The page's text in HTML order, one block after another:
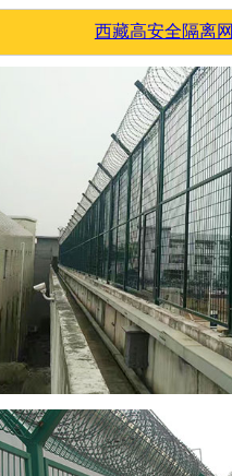
西藏高安全隔离网